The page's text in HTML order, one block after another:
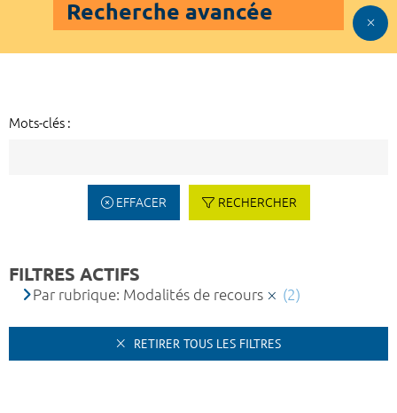
Recherche avancée
Mots-clés :
EFFACER RECHERCHER
FILTRES ACTIFS
Par rubrique: Modalités de recours (2)
RETIRER TOUS LES FILTRES